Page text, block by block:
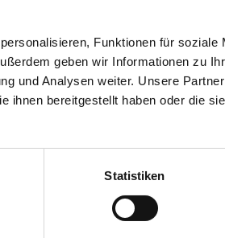
Funktionen für soziale
geben wir Informationen zu
und Analysen weiter. Unsere
ihnen bereitgestellt haben oder die
Statistiken
fruchtig, erfrischend“ heißt es.
reiht sich nahtlos in die
Geschmack zum kleinen Preis
mit weiteren elf beliebten Varianten.
und starkem Impulskaufpotenzial
bei der es auf Geschmack und Frische
dort erhältlich, wo es „Handelsgold“